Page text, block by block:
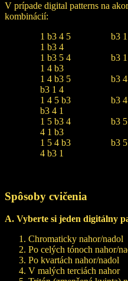
V prípade digital patterns na
kombinácií:
1 b3 4 5
1 b3 4
1 b3 5 4
1 4 b3
1 4 b3 5
b3 1 4
1 4 5 b3
b3 4 1
1 5 b3 4
4 1 b3
1 5 4 b3
4 b3 1
Spôsoby cvičenia
A. Vyberte si jeden digitálny
Chromaticky nahor/nadol
Po celých tónoch nahor/
Po kvartách nahor/nadol
V malých terciách nahor